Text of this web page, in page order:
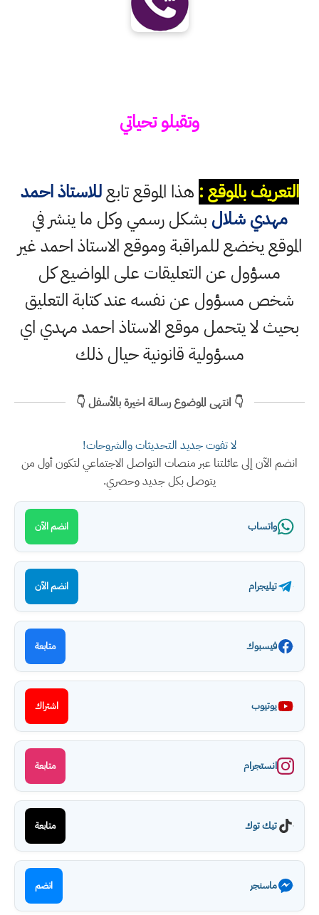
وتقبلو تحياتي
التعريف بالموقع : هذا الموقع تابعللاستاذ احمد
مهدي شلال بشكل رسمي وكل ما ينشر في
الموقع يخضع للمراقبة وموقع الاستاذ احمد غير
مسؤول عن التعليقات على المواضيع كل
شخص مسؤول عن نفسه عند كتابة التعليق
بحيث لا يتحمل موقع الاستاذ احمد مهدي اي
مسؤولية قانونية حيال ذلك
👇 انتهى الموضوع رسالة اخيرة بالأسفل 👇
لا تفوت جديد التحديثات والشروحات!
انضم الآن إلى عائلتنا عبر منصات التواصل الاجتماعي لتكون أول من
يتوصل بكل جديد وحصري.
واتساب انضم الآن
تيليجرام انضم الآن
فيسبوك متابعة
يوتيوب اشتراك
انستجرام متابعة
تيك توك متابعة
ماسنجر انضم